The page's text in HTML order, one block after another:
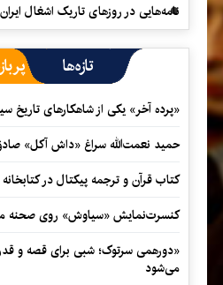
نامه‌هایی در روزهای تاریک اشغال ایران
تازه‌ها
«پرده آخر» یکی از شاهکارهای تاریخ
حمید نعمت‌‏الله سراغ «داش آکل»
کتاب قرآن و ترجمه پیکتال در
کنسرت‌نمایش «سیاوش» روی صحنه
«دورهمی سرتوک؛ شبی برای قصه و
می‌شود